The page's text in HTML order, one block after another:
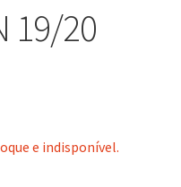
19/20
e indisponível.